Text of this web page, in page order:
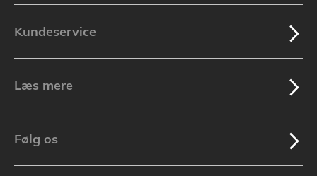
Kundeservice
Læs mere
Følg os